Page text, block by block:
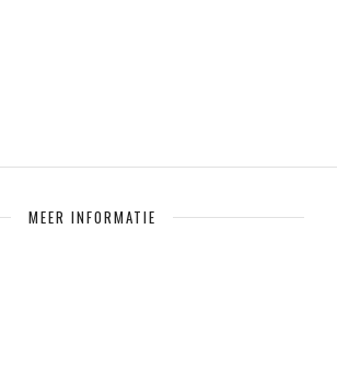
MEER INFORMATIE